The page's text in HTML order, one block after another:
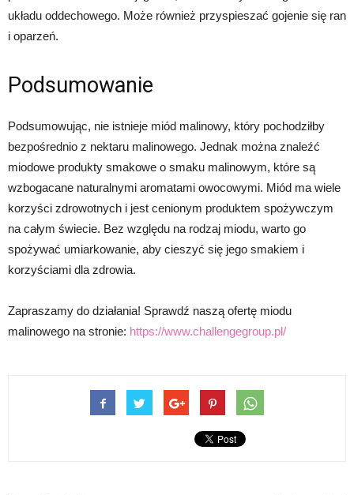
układu oddechowego. Może również przyspieszać gojenie się ran
i oparzeń.
Podsumowanie
Podsumowując, nie istnieje miód malinowy, który pochodziłby
bezpośrednio z nektaru malinowego. Jednak można znaleźć
miodowe produkty smakowe o smaku malinowym, które są
wzbogacane naturalnymi aromatami owocowymi. Miód ma wiele
korzyści zdrowotnych i jest cenionym produktem spożywczym
na całym świecie. Bez względu na rodzaj miodu, warto go
spożywać umiarkowanie, aby cieszyć się jego smakiem i
korzyściami dla zdrowia.
Zapraszamy do działania! Sprawdź naszą ofertę miodu
malinowego na stronie: https://www.challengegroup.pl/